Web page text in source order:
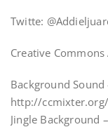
Twitte:
Creative Commons
Background Sound
http://
Jingle Background